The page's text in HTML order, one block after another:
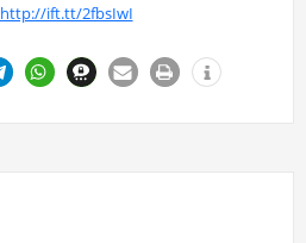
http://ift.tt/2fbsIwI